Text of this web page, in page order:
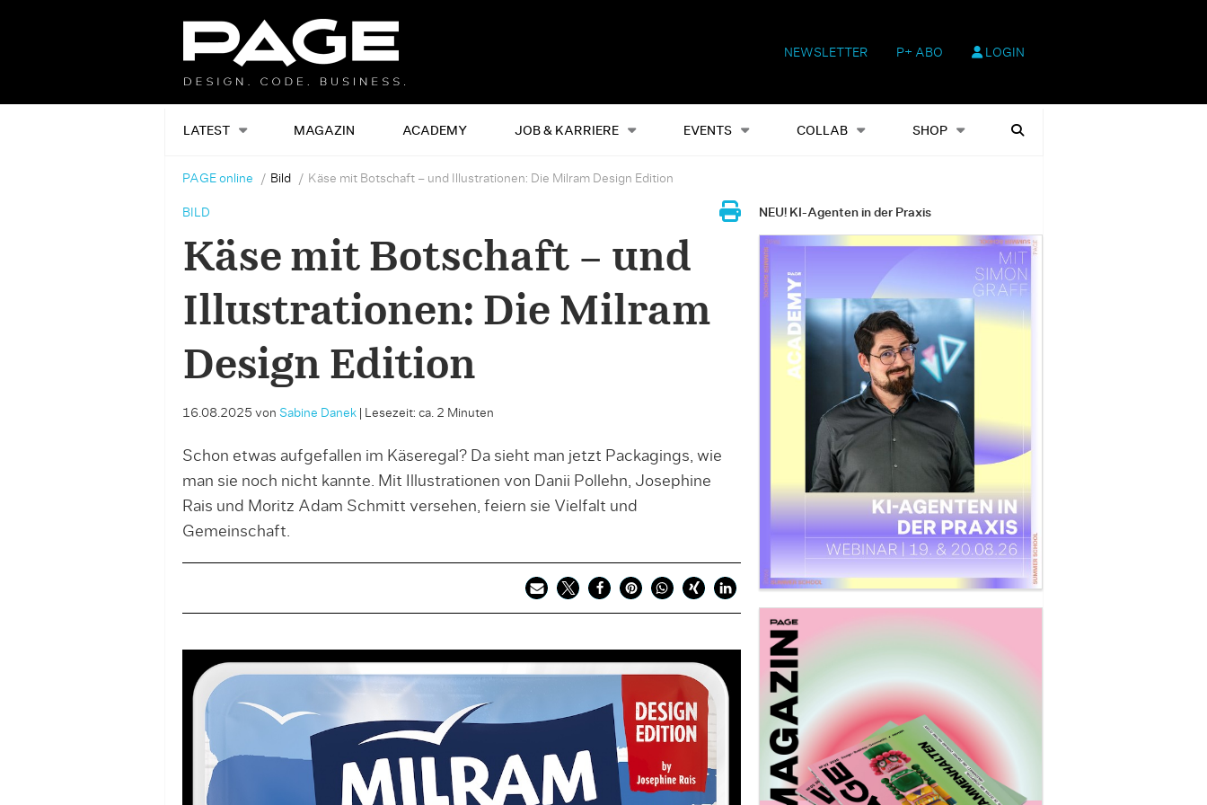
NEWSLETTER P+ ABO LOGIN
LATEST MAGAZIN ACADEMY JOB & KARRIERE EVENTS COLLAB SHOP
Alles Events Shop Heftausgaben Suchen
PAGE online Bild Käse mit Botschaft – und Illustrationen: Die Milram Design Edition
BILD
Käse mit Botschaft – und
Illustrationen: Die Milram
Design Edition
16.08.2025 von Sabine Danek| Lesezeit: ca. 2 Minuten
Schon etwas aufgefallen im Käseregal? Da sieht man jetzt Packagings, wie
man sie noch nicht kannte. Mit Illustrationen von Danii Pollehn, Josephine
Rais und Moritz Adam Schmitt versehen, feiern sie Vielfalt und
Gemeinschaft.
NEU! KI-Agenten in der Praxis